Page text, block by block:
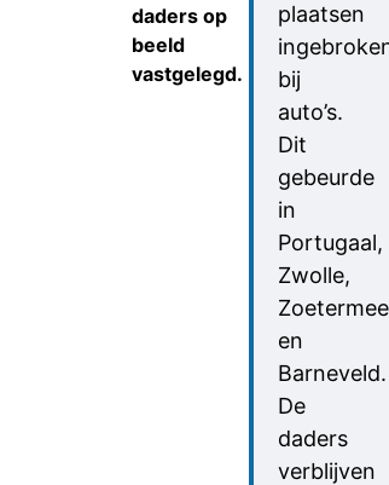
daders op
beeld
vastgelegd.
plaatsen
bij
auto’s.
Dit
gebeurde
in
Portugaal,
Zwolle,
en
Barneveld.
De
daders
verblijven